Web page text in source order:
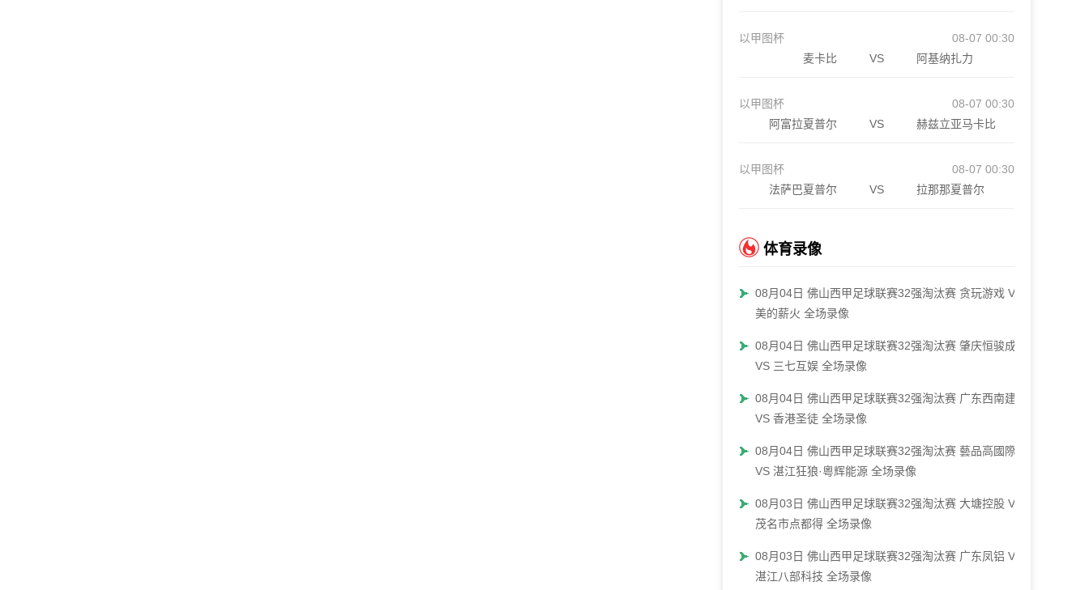
以甲图杯
08-07 00:30
麦卡比
VS 阿基纳扎力
以甲图杯
08-07 00:30
阿富拉夏普尔
VS 赫兹立亚马卡比
以甲图杯
08-07 00:30
法萨巴夏普尔
VS 拉那那夏普尔
体育录像
08月04日 佛山西甲足球联赛32强淘汰赛 贪玩游戏 VS
美的薪火 全场录像
08月04日 佛山西甲足球联赛32强淘汰赛 肇庆恒骏成
VS 三七互娱 全场录像
08月04日 佛山西甲足球联赛32强淘汰赛 广东西南建设
VS 香港圣徒 全场录像
08月04日 佛山西甲足球联赛32强淘汰赛 藝品高國際
VS 湛江狂狼·粵辉能源 全场录像
08月03日 佛山西甲足球联赛32强淘汰赛 大塘控股 VS
茂名市点都得 全场录像
08月03日 佛山西甲足球联赛32强淘汰赛 广东凤铝 VS
湛江八部科技 全场录像